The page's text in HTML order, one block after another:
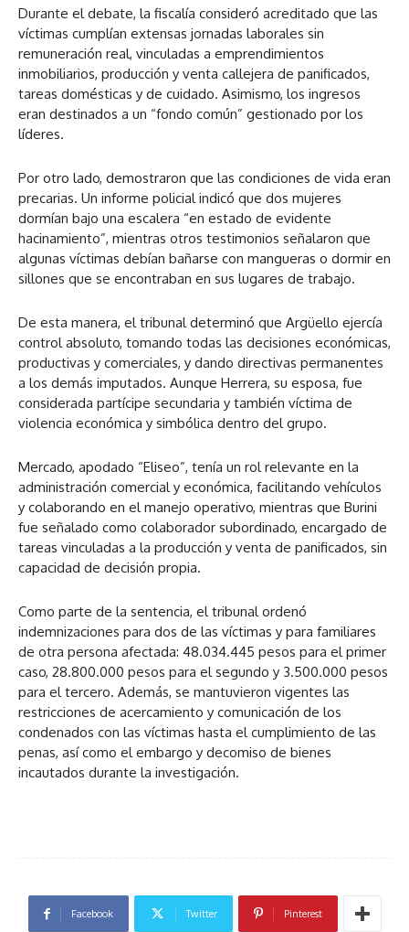
Durante el debate, la fiscalía consideró acreditado que las
víctimas cumplían extensas jornadas laborales sin
remuneración real, vinculadas a emprendimientos
inmobiliarios, producción y venta callejera de panificados,
tareas domésticas y de cuidado. Asimismo, los ingresos
eran destinados a un “fondo común” gestionado por los
líderes.
Por otro lado, demostraron que las condiciones de vida eran
precarias. Un informe policial indicó que dos mujeres
dormían bajo una escalera “en estado de evidente
hacinamiento”, mientras otros testimonios señalaron que
algunas víctimas debían bañarse con mangueras o dormir en
sillones que se encontraban en sus lugares de trabajo.
De esta manera, el tribunal determinó que Argüello ejercía
control absoluto, tomando todas las decisiones económicas,
productivas y comerciales, y dando directivas permanentes
a los demás imputados. Aunque Herrera, su esposa, fue
considerada partícipe secundaria y también víctima de
violencia económica y simbólica dentro del grupo.
Mercado, apodado “Eliseo”, tenía un rol relevante en la
administración comercial y económica, facilitando vehículos
y colaborando en el manejo operativo, mientras que Burini
fue señalado como colaborador subordinado, encargado de
tareas vinculadas a la producción y venta de panificados, sin
capacidad de decisión propia.
Como parte de la sentencia, el tribunal ordenó
indemnizaciones para dos de las víctimas y para familiares
de otra persona afectada: 48.034.445 pesos para el primer
caso, 28.800.000 pesos para el segundo y 3.500.000 pesos
para el tercero. Además, se mantuvieron vigentes las
restricciones de acercamiento y comunicación de los
condenados con las víctimas hasta el cumplimiento de las
penas, así como el embargo y decomiso de bienes
incautados durante la investigación.
Facebook Twitter Pinterest